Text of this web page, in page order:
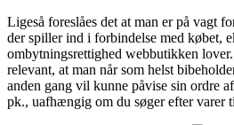
Ligeså foreslåes det at man er på vagt
der spiller ind i forbindelse med købet,
ombytningsrettighed webbutikken
relevant, at man når som helst
anden gang vil kunne påvise sin ordre
pk., uafhængig om du søger efter varer